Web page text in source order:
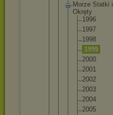
Morze Statki i
Okręty
1996
1997
1998
1999
2000
2001
2002
2003
2004
2005